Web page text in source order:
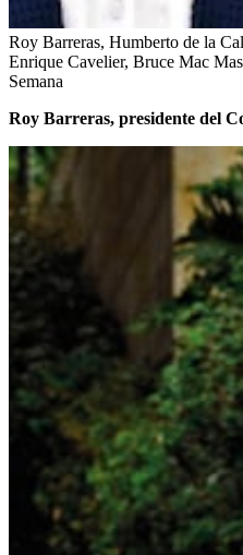
Roy Barreras, Humberto de la
Enrique Cavelier, Bruce Mac
Semana
Roy Barreras, presidente del